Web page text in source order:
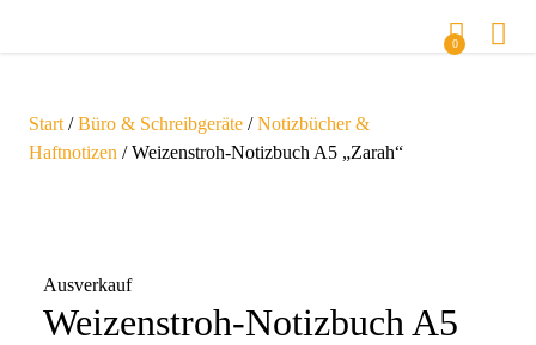
0
Start /Büro & Schreibgeräte /Notizbücher &
Haftnotizen / Weizenstroh-Notizbuch A5 „Zarah“
Ausverkauf
Weizenstroh-Notizbuch A5